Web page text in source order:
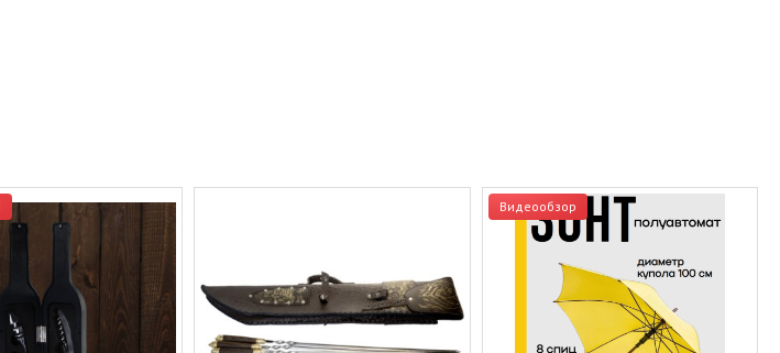
Видеообзор